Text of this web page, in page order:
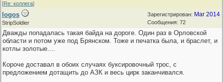
[Re: коллега]
Зарегистрирован: Mar 2014
Сообщения: 72
logos
StripSoldier
Дважды попадалась такая байда на дороге. Один раз в Орловской
области и потом уже под Брянском. Тоже и печатка была, и браслет, и
котлы золотые....
Короче доставал в обоих случаях буксировочный трос, с
предложением дотащить до АЗК и весь цирк заканчивался.